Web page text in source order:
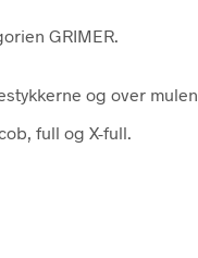
GRIMER.
og over mulen.
full og X-full.